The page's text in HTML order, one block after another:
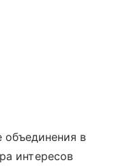
объединения в
интересов